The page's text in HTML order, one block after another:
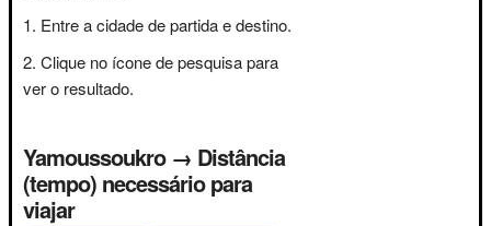
Entre a cidade de partida e destino.
Clique no ícone de pesquisa para
ver o resultado.
Yamoussoukro → Distância
(tempo) necessário para
viajar